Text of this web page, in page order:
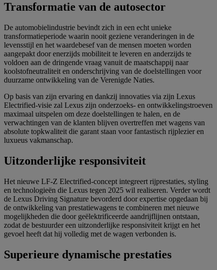
Transformatie van de autosector
De automobielindustrie bevindt zich in een echt unieke
transformatieperiode waarin nooit geziene veranderingen in de
levensstijl en het waardebesef van de mensen moeten worden
aangepakt door enerzijds mobiliteit te leveren en anderzijds te
voldoen aan de dringende vraag vanuit de maatschappij naar
koolstofneutraliteit en onderschrijving van de doelstellingen voor
duurzame ontwikkeling van de Verenigde Naties.
Op basis van zijn ervaring en dankzij innovaties via zijn Lexus
Electrified-visie zal Lexus zijn onderzoeks- en ontwikkelingstroeven
maximaal uitspelen om deze doelstellingen te halen, en de
verwachtingen van de klanten blijven overtreffen met wagens van
absolute topkwaliteit die garant staan voor fantastisch rijplezier en
luxueus vakmanschap.
Uitzonderlijke responsiviteit
Het nieuwe LF-Z Electrified-concept integreert rijprestaties, styling
en technologieën die Lexus tegen 2025 wil realiseren. Verder wordt
de Lexus Driving Signature bevorderd door expertise opgedaan bij
de ontwikkeling van prestatiewagens te combineren met nieuwe
mogelijkheden die door geëlektrificeerde aandrijflijnen ontstaan,
zodat de bestuurder een uitzonderlijke responsiviteit krijgt en het
gevoel heeft dat hij volledig met de wagen verbonden is.
Superieure dynamische prestaties